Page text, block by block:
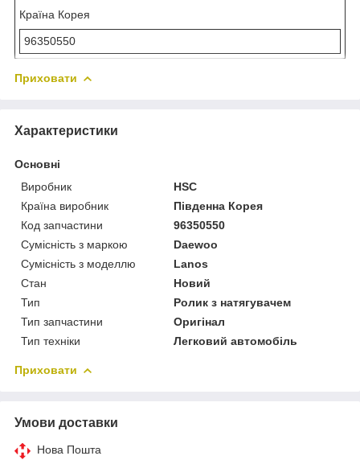
Країна Корея
96350550
Приховати
Характеристики
Основні
Виробник
HSC
Країна виробник
Південна Корея
Код запчастини
96350550
Сумісність з маркою
Daewoo
Сумісність з моделлю
Lanos
Стан
Новий
Тип
Ролик з натягувачем
Тип запчастини
Оригінал
Тип техніки
Легковий автомобіль
Приховати
Умови доставки
Нова Пошта